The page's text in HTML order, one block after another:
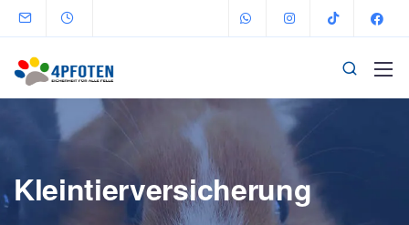
Kleintierversicherung